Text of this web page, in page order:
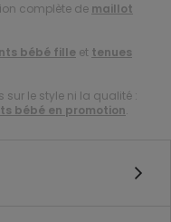
complète de maillot
bébé fille et tenues
sur le style ni la qualité :
bébé en promotion.